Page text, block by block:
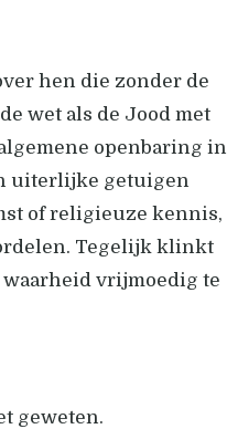
of
hen die zonder de
wet als de Jood met
openbaring in
uiterlijke getuigen
of religieuze kennis,
Tegelijk klinkt
vrijmoedig te
geweten.